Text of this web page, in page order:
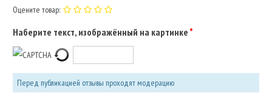
Оцените товар:
Наберите текст, изображённый на картинке
Перед публикацией отзывы проходят модерацию